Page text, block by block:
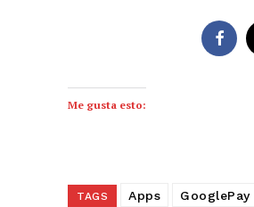
Me gusta esto:
TAGS Apps GooglePay